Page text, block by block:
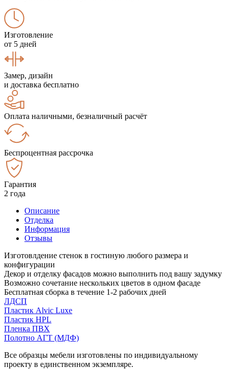
Изготовление
от 5 дней
Замер, дизайн
и доставка бесплатно
Оплата наличными, безналичный расчёт
Беспроцентная рассрочка
Гарантия
2 года
Описание
Отделка
Информация
Отзывы
Изготовлдение стенок в гостиную любого размера и
конфигурации
Декор и отделку фасадов можно выполнить под вашу задумку
Возможно сочетание нескольких цветов в одном фасаде
Бесплатная сборка в течение 1-2 рабочих дней
ЛДСП
Пластик Alvic Luxe
Пластик HPL
Пленка ПВХ
Полотно АГТ (МДФ)
Все образцы мебели изготовлены по индивидуальному
проекту в единственном экземпляре.